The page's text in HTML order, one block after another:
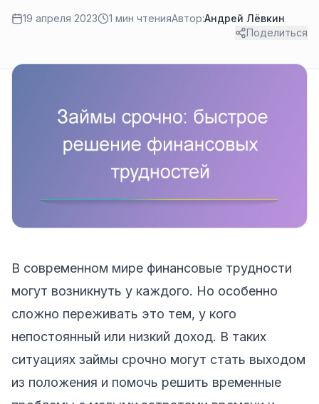
19 апреля 2023 1 мин чтенияАвтор:Андрей Лёвкин
Поделиться
В современном мире финансовые трудности
могут возникнуть у каждого. Но особенно
сложно переживать это тем, у кого
непостоянный или низкий доход. В таких
ситуациях займы срочно могут стать выходом
из положения и помочь решить временные